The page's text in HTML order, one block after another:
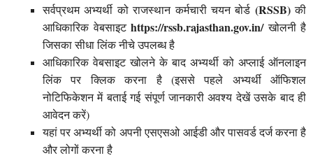
सर्वप्रथम अभ्यर्थी को राजस्थान कर्मचारी चयन बोर्ड (RSSB)की
आधिकारिक वेबसाइट https://rssb.rajasthan.gov.in/खोलनी है
जिसका सीधा लिंक नीचे उपलब्ध है
आधिकारिक वेबसाइट खोलने के बाद अभ्यर्थी को अप्लाई ऑनलाइन
लिंक पर क्लिक करना है (इससे पहले अभ्यर्थी ऑफिशल
नोटिफिकेशन में बताई गई संपूर्ण जानकारी अवश्य देखें उसके बाद ही
आवेदन करें)
यहां पर अभ्यर्थी को अपनी एसएसओ आईडी और पासवर्ड दर्ज करना है
और लोगों करना है